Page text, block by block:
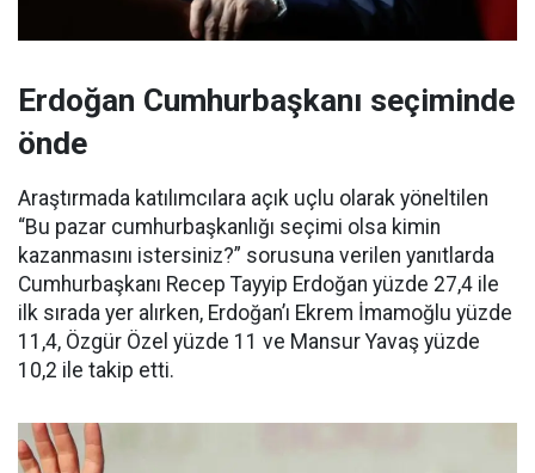
Erdoğan Cumhurbaşkanı seçiminde
önde
Araştırmada katılımcılara açık uçlu olarak yöneltilen
“Bu pazar cumhurbaşkanlığı seçimi olsa kimin
kazanmasını istersiniz?” sorusuna verilen yanıtlarda
Cumhurbaşkanı Recep Tayyip Erdoğan yüzde 27,4 ile
ilk sırada yer alırken, Erdoğan’ı Ekrem İmamoğlu yüzde
11,4, Özgür Özel yüzde 11 ve Mansur Yavaş yüzde
10,2 ile takip etti.